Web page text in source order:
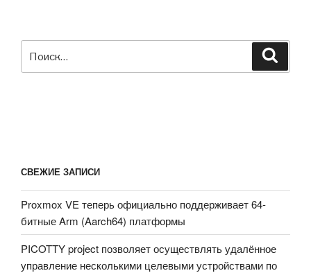
fi,
СВЕЖИЕ ЗАПИСИ
Proxmox VE теперь официально поддерживает 64-
битные Arm (Aarch64) платформы
PICOTTY project позволяет осуществлять удалённое
управление несколькими целевыми устройствами по